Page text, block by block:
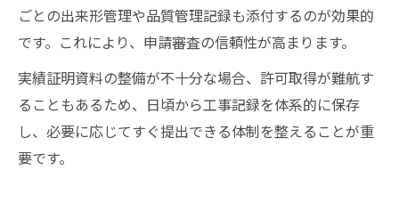
ごとの出来形管理や品質管理記録も添付するのが効果的
です。これにより、申請審査の信頼性が高まります。
実績証明資料の整備が不十分な場合、許可取得が難航す
ることもあるため、日頃から工事記録を体系的に保存
し、必要に応じてすぐ提出できる体制を整えることが重
要です。